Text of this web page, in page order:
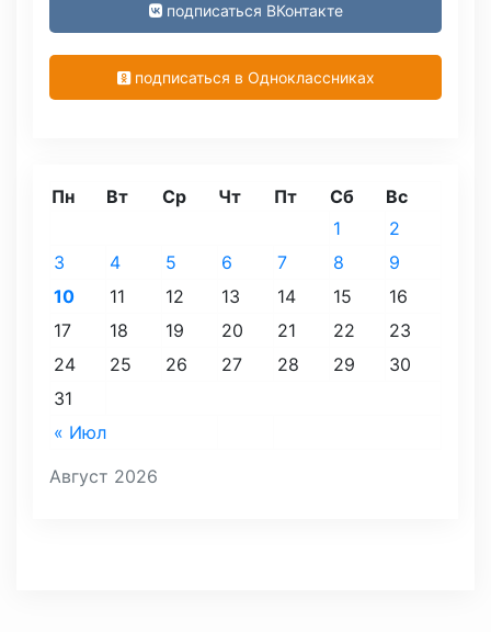
подписаться ВКонтакте
подписаться в Одноклассниках
Август 2026
Пн Вт Ср Чт Пт Сб Вс
« Июл
1
2
3
4 5 6 7 8
9
10
11 12 13 14 15
16
17
18 19 20 21 22
23
24
25 26 27 28 29
30
31